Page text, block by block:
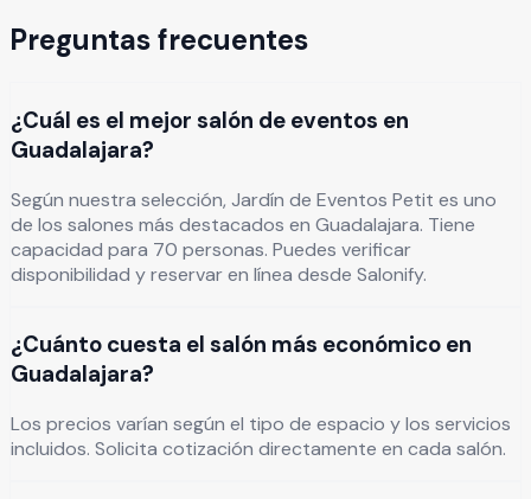
Preguntas frecuentes
¿Cuál es el mejor salón de eventos en
Guadalajara?
Según nuestra selección, Jardín de Eventos Petit es uno
de los salones más destacados en Guadalajara. Tiene
capacidad para 70 personas. Puedes verificar
disponibilidad y reservar en línea desde Salonify.
¿Cuánto cuesta el salón más económico en
Guadalajara?
Los precios varían según el tipo de espacio y los servicios
incluidos. Solicita cotización directamente en cada salón.